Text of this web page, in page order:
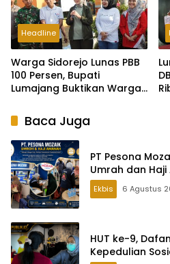
Headline
Warga Sidorejo Lunas PBB
100 Persen, Bupati
Lumajang Buktikan Warga
Pembangunan
Baca Juga
PT Pesona
Umrah dan
Ekbis 6 Agustus
HUT ke-9,
Kepedulian